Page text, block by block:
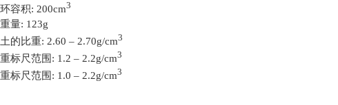
容积: 200cm3
量: 123g
的比重: 2.60 – 2.70g/cm3
标尺范围: 1.2 – 2.2g/cm3
标尺范围: 1.0 – 2.2g/cm3